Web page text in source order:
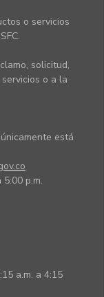
o servicios
solicitud,
o a la
está
p.m.
a.m. a 4:15